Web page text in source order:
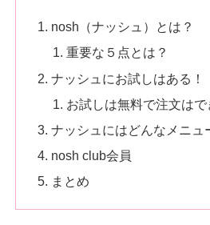
nosh（ナッシュ）とは？
重要な５点とは？
ナッシュにお試しはある！
お試しは無料で注文はで
ナッシュにはどんなメニュ
nosh club会員
まとめ